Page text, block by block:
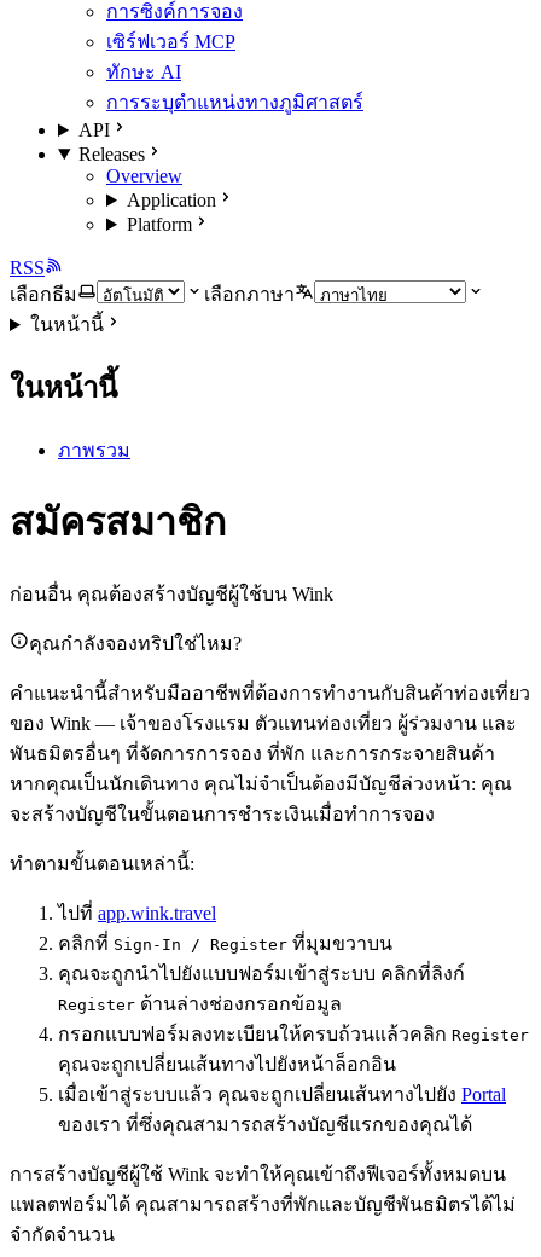
การซิงค์การจอง
เซิร์ฟเวอร์ MCP
ทักษะ AI
การระบุตำแหน่งทางภูมิศาสตร์
API
Releases
Overview
Application
Platform
RSS
เลือกธีม
เลือกภาษา
ในหน้านี้
ในหน้านี้
ภาพรวม
สมัครสมาชิก
ก่อนอื่น คุณต้องสร้างบัญชีผู้ใช้บน Wink
คุณกำลังจองทริปใช่ไหม?
คำแนะนำนี้สำหรับมืออาชีพที่ต้องการทำงานกับสินค้าท่องเที่ยว
ของ Wink — เจ้าของโรงแรม ตัวแทนท่องเที่ยว ผู้ร่วมงาน และ
พันธมิตรอื่นๆ ที่จัดการการจอง ที่พัก และการกระจายสินค้า
หากคุณเป็นนักเดินทาง คุณไม่จำเป็นต้องมีบัญชีล่วงหน้า: คุณ
จะสร้างบัญชีในขั้นตอนการชำระเงินเมื่อทำการจอง
ทำตามขั้นตอนเหล่านี้:
ไปที่ app.wink.travel
คลิกที่ Sign-In / Register ที่มุมขวาบน
คุณจะถูกนำไปยังแบบฟอร์มเข้าสู่ระบบ คลิกที่ลิงก์
Register ด้านล่างช่องกรอกข้อมูล
กรอกแบบฟอร์มลงทะเบียนให้ครบถ้วนแล้วคลิก Register
คุณจะถูกเปลี่ยนเส้นทางไปยังหน้าล็อกอิน
เมื่อเข้าสู่ระบบแล้ว คุณจะถูกเปลี่ยนเส้นทางไปยัง Portal
ของเรา ที่ซึ่งคุณสามารถสร้างบัญชีแรกของคุณได้
การสร้างบัญชีผู้ใช้ Wink จะทำให้คุณเข้าถึงฟีเจอร์ทั้งหมดบน
แพลตฟอร์มได้ คุณสามารถสร้างที่พักและบัญชีพันธมิตรได้ไม่
จำกัดจำนวน